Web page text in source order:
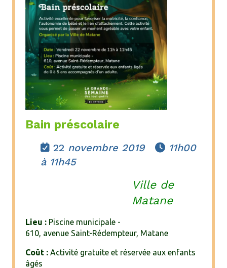
Bain préscolaire
22 novembre 2019 11h00
à 11h45
Ville de
Matane
Lieu :Piscine municipale -
610, avenue Saint-Rédempteur, Matane
Coût :Activité gratuite et réservée aux enfants
âgés